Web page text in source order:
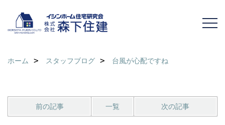
ホーム スタッフブログ 台風が心配ですね
前の記事 一覧 次の記事